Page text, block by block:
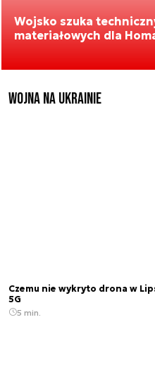
Wojsko szuka
materiałowych dla
Wojna na Ukrainie
Czemu nie wykryto drona w
5G
5 min.